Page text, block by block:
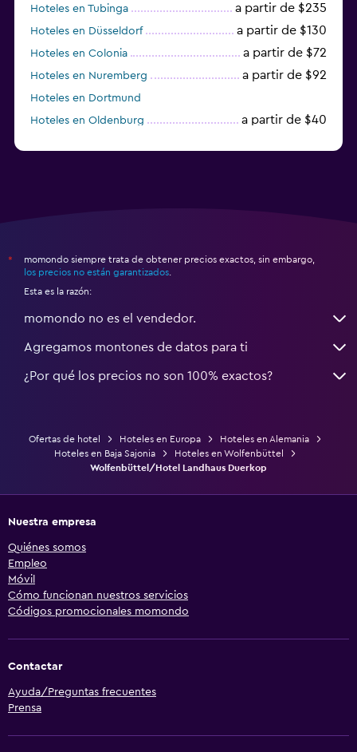
Hoteles en Tubinga a partir de $235
Hoteles en Düsseldorf a partir de $130
Hoteles en Colonia a partir de $72
Hoteles en Nuremberg a partir de $92
Hoteles en Dortmund
Hoteles en Oldenburg
a partir de $40
*
momondo siempre trata de obtener precios exactos, sin embargo,
los precios no están garantizados
Esta es la razón:
momondo no es el vendedor.
Agregamos montones de datos para ti
¿Por qué los precios no son 100% exactos?
Ofertas de hotel Hoteles en Europa
Hoteles en Alemania
Hoteles en Baja Sajonia
Hoteles en Wolfenbüttel
Wolfenbüttel/Hotel Landhaus Duerkop
Nuestra empresa
Quiénes somos
Empleo
Móvil
Cómo funcionan nuestros servicios
Códigos promocionales momondo
Contactar
Ayuda/Preguntas frecuentes
Prensa